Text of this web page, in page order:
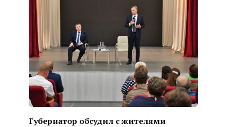
Губернатор обсудил с жителями